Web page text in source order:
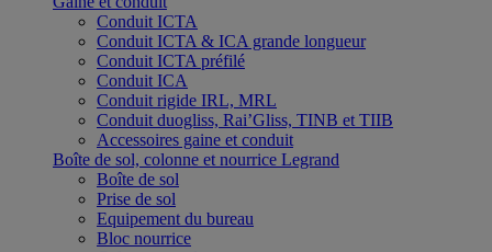
Conduit ICTA
Conduit ICTA & ICA grande longueur
Conduit ICTA préfilé
Conduit ICA
Conduit rigide IRL, MRL
Conduit duogliss, Rai’Gliss, TINB et TIIB
Accessoires gaine et conduit
Boîte de sol, colonne et nourrice Legrand
Boîte de sol
Prise de sol
Equipement du bureau
Bloc nourrice